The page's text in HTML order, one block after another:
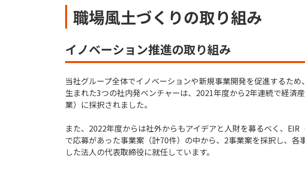
職場風土づくりの取り組み
イノベーション推進の取り組み
当社グループ全体でイノベーションや新規事業開発を促進するた
生まれた3つの社内発ベンチャーは、2021年度から2年連続で経済
業）に採択されました。
また、2022年度からは社外からもアイデアと人財を募るべく、
で応募があった事業案（計70件）の中から、2事業案を採択し、
した法人の代表取締役に就任しています。